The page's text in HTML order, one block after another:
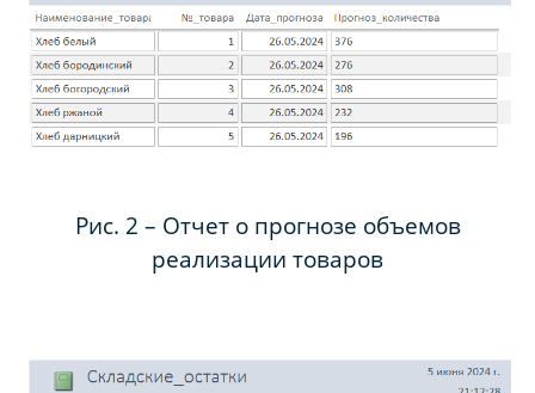
Рис. 2 – Отчет о прогнозе объемов
реализации товаров